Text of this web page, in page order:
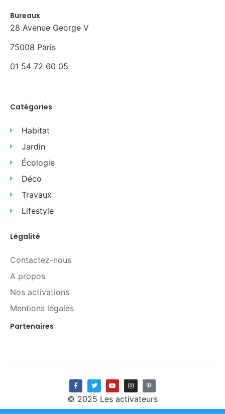
Bureaux
28 Avenue George V
75008 Paris
01 54 72 60 05
Catégories
Habitat
Jardin
Écologie
Déco
Travaux
Lifestyle
Légalité
Contactez-nous
A propos
Nos activations
Mentions légales
Partenaires
© 2025 Les activateurs